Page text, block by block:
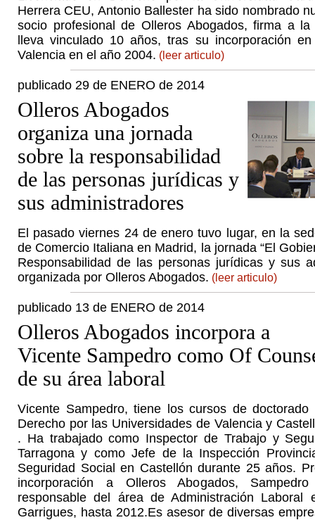
Herrera CEU, Antonio Ballester ha sido nombrado
socio profesional de Olleros Abogados, firma a la
lleva vinculado 10 años, tras su incorporación
Valencia en el año 2004. (leer articulo)
publicado 29 de ENERO de 2014
Olleros Abogados
organiza una jornada
sobre la responsabilidad
de las personas jurídicas y
sus administradores
El pasado viernes 24 de enero tuvo lugar, en la
de Comercio Italiana en Madrid, la jornada “El
Responsabilidad de las personas jurídicas y sus
organizada por Olleros Abogados. (leer articulo)
publicado 13 de ENERO de 2014
Olleros Abogados incorpora a
Vicente Sampedro como Of
de su área laboral
Vicente Sampedro, tiene los cursos de doctorado
Derecho por las Universidades de Valencia y
. Ha trabajado como Inspector de Trabajo y
Tarragona y como Jefe de la Inspección
Seguridad Social en Castellón durante 25 años.
incorporación a Olleros Abogados,
responsable del área de Administración Laboral
Garrigues, hasta 2012.Es asesor de diversas